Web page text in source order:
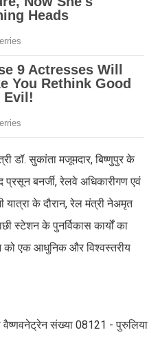
डॉ. सुकांता मजूमदार, बिष्णुपुर के
बनर्जी, रेलवे अधिकारीगण एवं
के दौरान, रेल मंत्री नेअमृत
स्टेशन के पुनर्विकास कार्यों का
को एक आधुनिक और विश्वस्तरीय
वैष्णवनेट्रेन संख्या 08121 - पुरुलिया